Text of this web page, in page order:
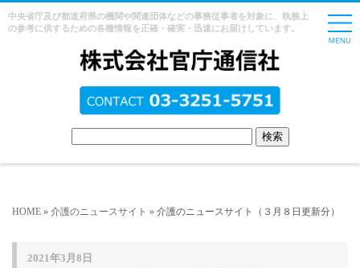
中央省庁及び都道府県の機関や関連団体などの事務従事者を対象に、執務上
の参考に供するための各種情報を正確・確実・迅速にお届けしています。
HOME » 介護のニュースサイト » 介護のニュースサイト（３月８日更新分）
2021年3月8日